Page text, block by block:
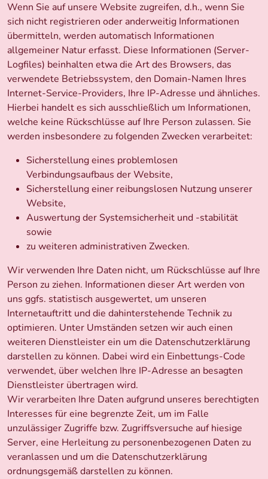
Wenn Sie auf unsere Website zugreifen, d.h., wenn Sie
sich nicht registrieren oder anderweitig Informationen
übermitteln, werden automatisch Informationen
allgemeiner Natur erfasst. Diese Informationen (Server-
Logfiles) beinhalten etwa die Art des Browsers, das
verwendete Betriebssystem, den Domain-Namen Ihres
Internet-Service-Providers, Ihre IP-Adresse und ähnliches.
Hierbei handelt es sich ausschließlich um Informationen,
welche keine Rückschlüsse auf Ihre Person zulassen. Sie
werden insbesondere zu folgenden Zwecken verarbeitet:
Sicherstellung eines problemlosen
Verbindungsaufbaus der Website,
Sicherstellung einer reibungslosen Nutzung unserer
Website,
Auswertung der Systemsicherheit und -stabilität
sowie
zu weiteren administrativen Zwecken.
Wir verwenden Ihre Daten nicht, um Rückschlüsse auf Ihre
Person zu ziehen. Informationen dieser Art werden von
uns ggfs. statistisch ausgewertet, um unseren
Internetauftritt und die dahinterstehende Technik zu
optimieren. Unter Umständen setzen wir auch einen
weiteren Dienstleister ein um die Datenschutzerklärung
darstellen zu können. Dabei wird ein Einbettungs-Code
verwendet, über welchen Ihre IP-Adresse an besagten
Dienstleister übertragen wird.
Wir verarbeiten Ihre Daten aufgrund unseres berechtigten
Interesses für eine begrenzte Zeit, um im Falle
unzulässiger Zugriffe bzw. Zugriffsversuche auf hiesige
Server, eine Herleitung zu personenbezogenen Daten zu
veranlassen und um die Datenschutzerklärung
ordnungsgemäß darstellen zu können.